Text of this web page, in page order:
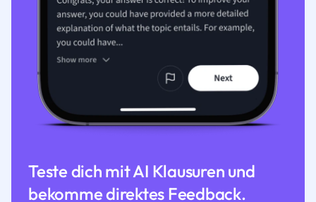
Teste dich mit AI Klausuren und
bekomme direktes Feedback.